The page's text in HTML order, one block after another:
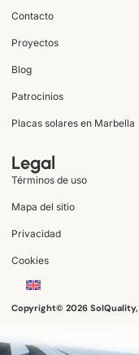
Contacto
Proyectos
Blog
Patrocinios
Placas solares en Marbella
Legal
Términos de uso
Mapa del sitio
Privacidad
Cookies
Copyright© 2026